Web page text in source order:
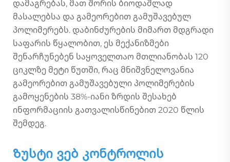
დამაგრებას, მათ შორის ბიოდაშლად
მასალებსა და გამეორებით გამუშავებულ
პოლიმერებს. დაბინძურების მიმართ მდგრადი
საფარის წყალობით, ეს მექანიზმები
შენარჩუნებენ საყოველთაო მთლიანობას 120
ციკლზე მეტი წუთში, რაც მნიშვნელოვანია
გამეორებით გამუშავებული პოლიმერების
გამოყენების 38%-იანი ზრდის შესახებ
ინფორმაციის გათვალისწინებით 2020 წლის
შემდეგ.
Ზუსტი ვებ კონტროლის